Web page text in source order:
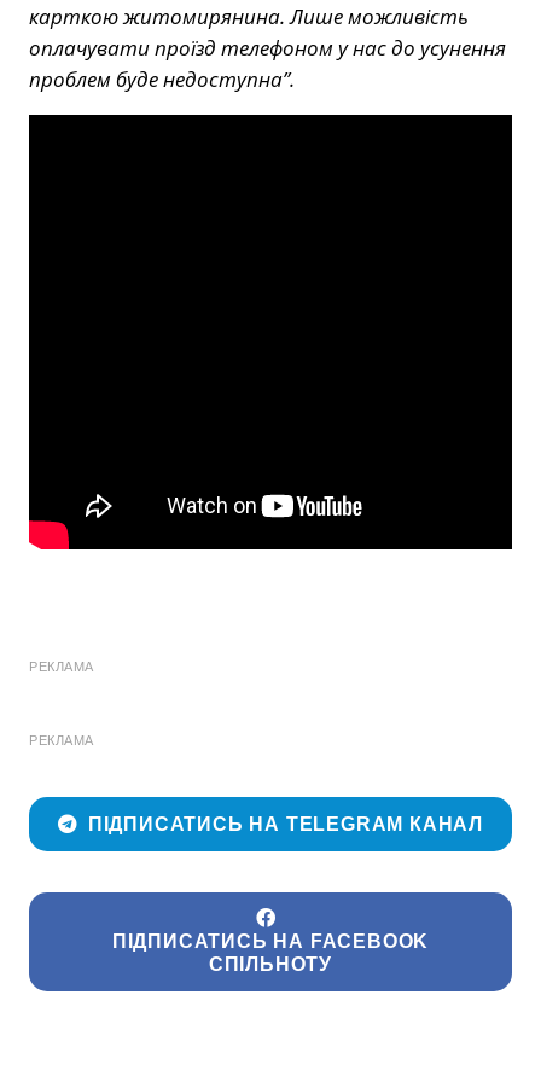
карткою житомирянина. Лише можливість
оплачувати проїзд телефоном у нас до усунення
проблем буде недоступна”.
РЕКЛАМА
РЕКЛАМА
ПІДПИСАТИСЬ НА TELEGRAM КАНАЛ
ПІДПИСАТИСЬ НА FACEBOOK
СПІЛЬНОТУ